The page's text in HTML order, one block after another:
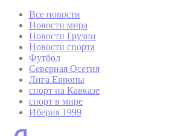
Все новости
Новости мира
Новости Грузии
Новости спорта
Футбол
Северная Осетия
Лига Европы
спорт на Кавказе
спорт в мире
Иберия 1999